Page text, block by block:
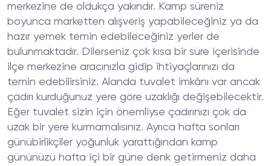
merkezine de oldukça yakındır. Kamp süreniz
boyunca marketten alışveriş yapabileceğiniz ya da
hazır yemek temin edebileceğiniz yerler de
bulunmaktadır. Dilerseniz çok kısa bir süre içerisinde
ilçe merkezine aracınızla gidip ihtiyaçlarınızı da
temin edebilirsiniz. Alanda tuvalet imkânı var ancak
çadırı kurduğunuz yere göre uzaklığı değişebilecektir.
Eğer tuvalet sizin için önemliyse çadırınızı çok da
uzak bir yere kurmamalısınız. Ayrıca hafta sonları
günübirlikçiler yoğunluk yarattığından kamp
gününüzü hafta içi bir güne denk getirmeniz daha